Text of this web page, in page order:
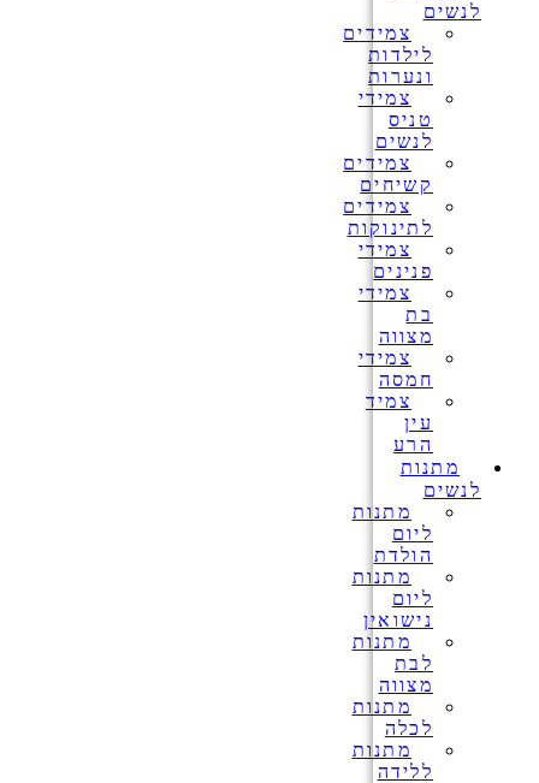
לנשים
צמידים
לילדות
ונערות
צמידי
טניס
לנשים
צמידים
קשיחים
צמידים
לתינוקות
צמידי
פנינים
צמידי
בת
מצווה
צמידי
חמסה
צמיד
עין
הרע
מתנות
לנשים
מתנות
ליום
הולדת
מתנות
ליום
נישואין
מתנות
לבת
מצווה
מתנות
לכלה
מתנות
ללידה